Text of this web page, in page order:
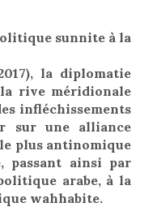
sunnite à la
la diplomatie
rive méridionale
infléchissements
sur une alliance
plus antinomique
passant ainsi par
arabe, à la
wahhabite.